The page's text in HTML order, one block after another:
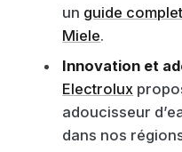
un guide
Miele.
Innovation et
Electrolux
adoucisseur
dans nos